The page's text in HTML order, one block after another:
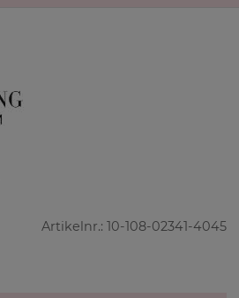
Artikelnr.: 10-108-02341-4045